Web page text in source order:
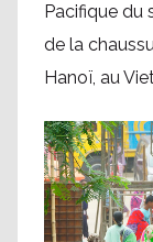
Pacifique du
de la
Hanoï, au